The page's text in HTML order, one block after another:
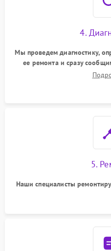
4.
Мы проведем диагностику,
ее ремонта и сразу
5.
Наши специалисты